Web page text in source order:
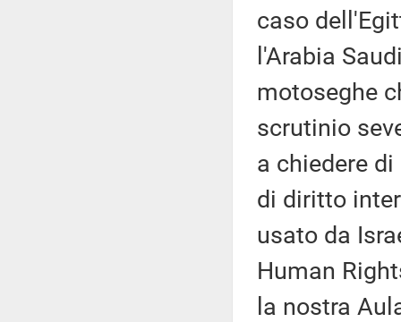
caso
l'Arabia
motoseghe
scrutinio
a chiedere
di diritto
usato da
Human
la nostra